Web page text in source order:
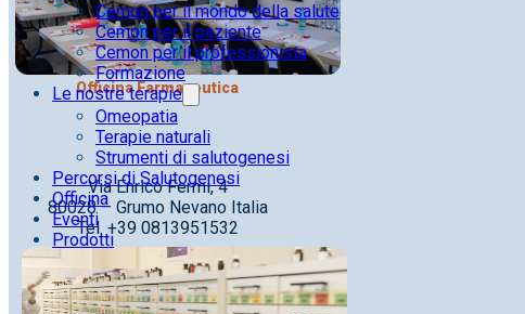
Cemon per il mondo della salute
Cemon per il paziente
Cemon per il professionista
Formazione
Le nostre terapie
Omeopatia
Terapie naturali
Strumenti di salutogenesi
Percorsi di Salutogenesi
Officina
Eventi
Prodotti
Officina Farmaceutica
Via Enrico Fermi, 4
80028 – Grumo Nevano Italia
Tel. +39 0813951532